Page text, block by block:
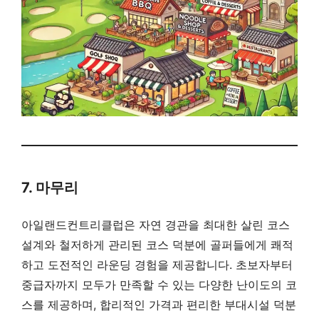
7. 마무리
아일랜드컨트리클럽은 자연 경관을 최대한 살린 코스
설계와 철저하게 관리된 코스 덕분에 골퍼들에게 쾌적
하고 도전적인 라운딩 경험을 제공합니다. 초보자부터
중급자까지 모두가 만족할 수 있는 다양한 난이도의 코
스를 제공하며, 합리적인 가격과 편리한 부대시설 덕분